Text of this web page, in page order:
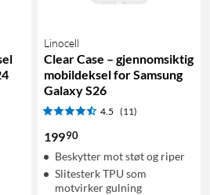
Linocell
Clear Case – gjennomsiktig
mobildeksel for Samsung
Galaxy S26
4.5 (11)
19990
Beskytter mot støt og riper
Slitesterk TPU som
motvirker gulning